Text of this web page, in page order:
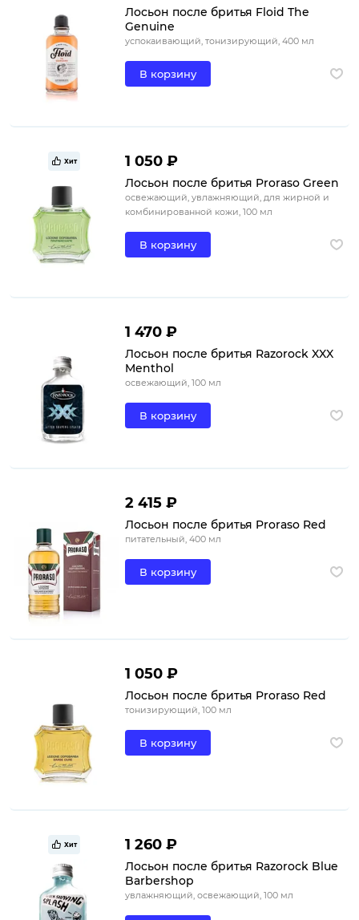
Лосьон после бритья Floid The
Genuine
успокаивающий, тонизирующий, 400 мл
В корзину
Хит 1 050 ₽
Лосьон после бритья Proraso Green
освежающий, увлажняющий, для жирной и
комбинированной кожи, 100 мл
В корзину
1 470 ₽
Лосьон после бритья Razorock XXX
Menthol
освежающий, 100 мл
В корзину
2 415 ₽
Лосьон после бритья Proraso Red
питательный, 400 мл
В корзину
1 050 ₽
Лосьон после бритья Proraso Red
тонизирующий, 100 мл
В корзину
Хит 1 260 ₽
Лосьон после бритья Razorock Blue
Barbershop
увлажняющий, освежающий, 100 мл